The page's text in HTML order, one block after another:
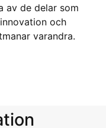
av de delar som
och
varandra.